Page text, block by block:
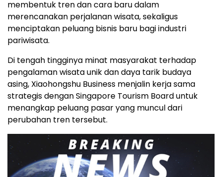
membentuk tren dan cara baru dalam
merencanakan perjalanan wisata, sekaligus
menciptakan peluang bisnis baru bagi industri
pariwisata.
Di tengah tingginya minat masyarakat terhadap
pengalaman wisata unik dan daya tarik budaya
asing, Xiaohongshu Business menjalin kerja sama
strategis dengan Singapore Tourism Board untuk
menangkap peluang pasar yang muncul dari
perubahan tren tersebut.